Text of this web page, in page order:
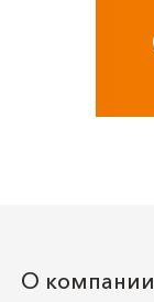
О компании